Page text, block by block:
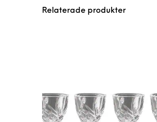
Relaterade produkter